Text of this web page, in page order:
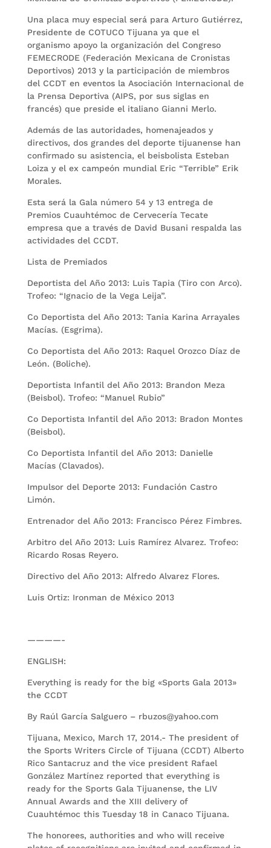
Una placa muy especial será para Arturo Gutiérrez,
Presidente de COTUCO Tijuana ya que el
organismo apoyo la organización del Congreso
FEMECRODE (Federación Mexicana de Cronistas
Deportivos) 2013 y la participación de miembros
del CCDT en eventos la Asociación Internacional de
la Prensa Deportiva (AIPS, por sus siglas en
francés) que preside el italiano Gianni Merlo.
Además de las autoridades, homenajeados y
directivos, dos grandes del deporte tijuanense han
confirmado su asistencia, el beisbolista Esteban
Loiza y el ex campeón mundial Eric “Terrible” Erik
Morales.
Esta será la Gala número 54 y 13 entrega de
Premios Cuauhtémoc de Cervecería Tecate
empresa que a través de David Busani respalda las
actividades del CCDT.
Lista de Premiados
Deportista del Año 2013: Luis Tapia (Tiro con Arco).
Trofeo: “Ignacio de la Vega Leija”.
Co Deportista del Año 2013: Tania Karina Arrayales
Macías. (Esgrima).
Co Deportista del Año 2013: Raquel Orozco Díaz de
León. (Boliche).
Deportista Infantil del Año 2013: Brandon Meza
(Beisbol). Trofeo: “Manuel Rubio”
Co Deportista Infantil del Año 2013: Bradon Montes
(Beisbol).
Co Deportista Infantil del Año 2013: Danielle
Macías (Clavados).
Impulsor del Deporte 2013: Fundación Castro
Limón.
Entrenador del Año 2013: Francisco Pérez Fimbres.
Arbitro del Año 2013: Luis Ramírez Alvarez. Trofeo:
Ricardo Rosas Reyero.
Directivo del Año 2013: Alfredo Alvarez Flores.
Luis Ortiz: Ironman de México 2013
————-
ENGLISH:
Everything is ready for the big «Sports Gala 2013»
the CCDT
By Raúl García Salguero – rbuzos@yahoo.com
Tijuana, Mexico, March 17, 2014.- The president of
the Sports Writers Circle of Tijuana (CCDT) Alberto
Rico Santacruz and the vice president Rafael
González Martínez reported that everything is
ready for the Sports Gala Tijuanense, the LIV
Annual Awards and the XIII delivery of
Cuauhtémoc this Tuesday 18 in Canaco Tijuana.
The honorees, authorities and who will receive